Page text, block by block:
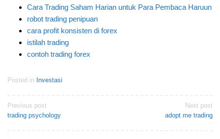
Cara Trading Saham Harian untuk Para Pembaca Haruun
robot trading penipuan
cara profit konsisten di forex
istilah trading
contoh trading forex
Posted in Investasi
Post
navigation
Previous post
trading psychology
Next post
adopt me trading